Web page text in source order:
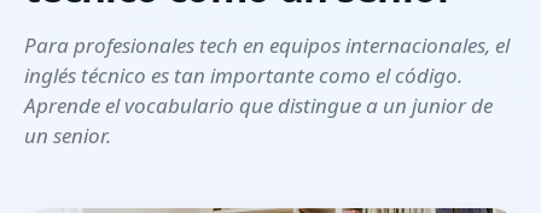
Para profesionales tech en equipos internacionales, el
inglés técnico es tan importante como el código.
Aprende el vocabulario que distingue a un junior de
un senior.